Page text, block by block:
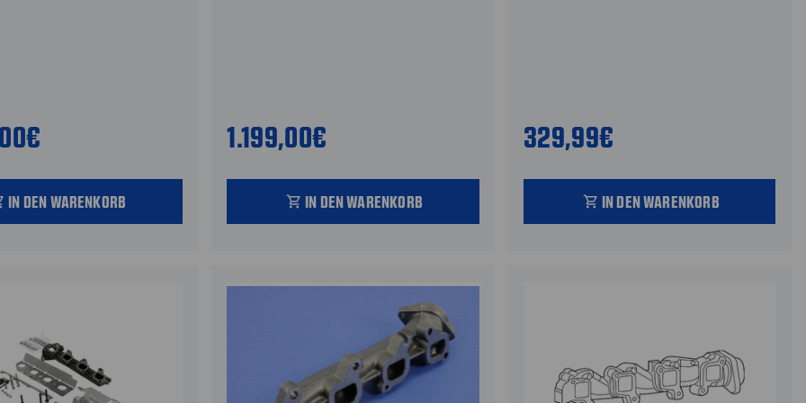
IN DEN WARENKORB
1.199,00€
shopping_cart IN DEN WARENKORB
329,99€
shopping_cart IN DEN WARENKORB